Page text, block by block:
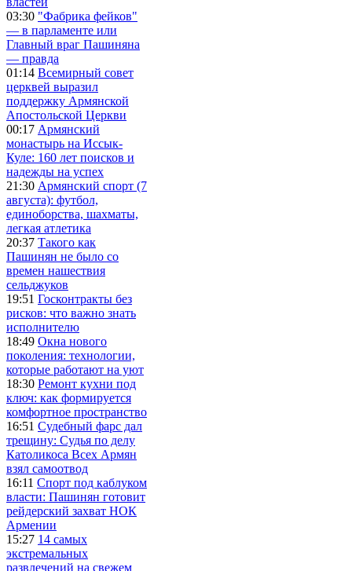
03:30 "Фабрика фейков"
— в парламенте или
Главный враг Пашиняна
— правда
01:14 Всемирный совет
церквей выразил
поддержку Армянской
Апостольской Церкви
00:17 Армянский
монастырь на Иссык-
Куле: 160 лет поисков и
надежды на успех
21:30 Армянский спорт (7
августа): футбол,
единоборства, шахматы,
легкая атлетика
20:37 Такого как
Пашинян не было со
времен нашествия
сельджуков
19:51 Госконтракты без
рисков: что важно знать
исполнителю
18:49 Окна нового
поколения: технологии,
которые работают на уют
18:30 Ремонт кухни под
ключ: как формируется
комфортное пространство
16:51 Судебный фарс дал
трещину: Судья по делу
Католикоса Всех Армян
взял самоотвод
16:11 Спорт под каблуком
власти: Пашинян готовит
рейдерский захват НОК
Армении
15:27 14 самых
экстремальных
развлечений на свежем